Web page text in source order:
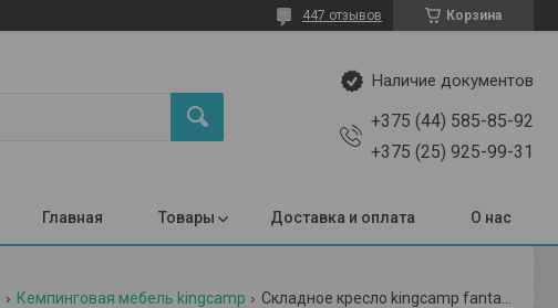
Корзина
447 отзывов
Наличие документов
+375 (44) 585-85-92
+375 (25) 925-99-31
Главная Товары Доставка и оплата О нас
Кемпинговая мебель kingcamp